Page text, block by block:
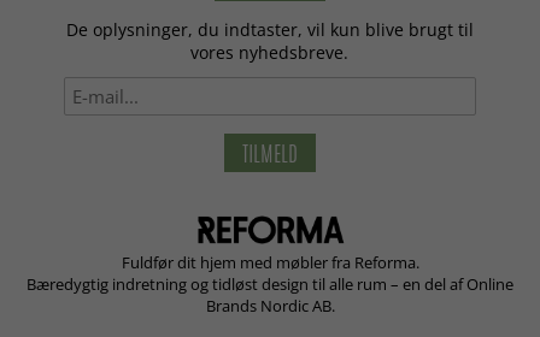
De oplysninger, du indtaster, vil kun blive brugt til
vores nyhedsbreve.
TILMELD
Fuldfør dit hjem med møbler fra Reforma.
Bæredygtig indretning og tidløst design til alle rum – en del af Online
Brands Nordic AB.